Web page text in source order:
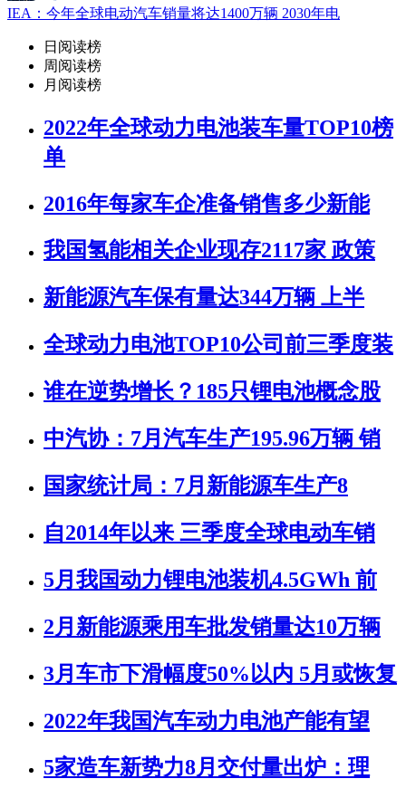
IEA：今年全球电动汽车销量将达1400万辆 2030年电
日阅读榜
周阅读榜
月阅读榜
2022年全球动力电池装车量TOP10榜
单
2016年每家车企准备销售多少新能
我国氢能相关企业现存2117家 政策
新能源汽车保有量达344万辆 上半
全球动力电池TOP10公司前三季度装
谁在逆势增长？185只锂电池概念股
中汽协：7月汽车生产195.96万辆 销
国家统计局：7月新能源车生产8
自2014年以来 三季度全球电动车销
5月我国动力锂电池装机4.5GWh 前
2月新能源乘用车批发销量达10万辆
3月车市下滑幅度50%以内 5月或恢复
2022年我国汽车动力电池产能有望
5家造车新势力8月交付量出炉：理